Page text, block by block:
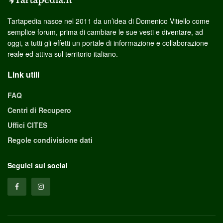
Tartapedia nasce nel 2011 da un’idea di Domenico Vitiello come
semplice forum, prima di cambiare le sue vesti e diventare, ad
oggi, a tutti gli effetti un portale di informazione e collaborazione
reale ed attiva sul territorio italiano.
Link utili
FAQ
Centri di Recupero
Uffici CITES
Regole condivisione dati
Seguici sui social